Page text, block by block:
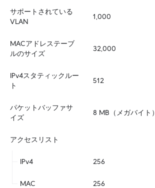
サポートされている
VLAN
1,000
MACアドレステーブ
ルのサイズ
32,000
IPv4スタティックルー
ト
512
パケットバッファサ
イズ
8 MB（メガバイト）
アクセスリスト
IPv4 256
MAC 256